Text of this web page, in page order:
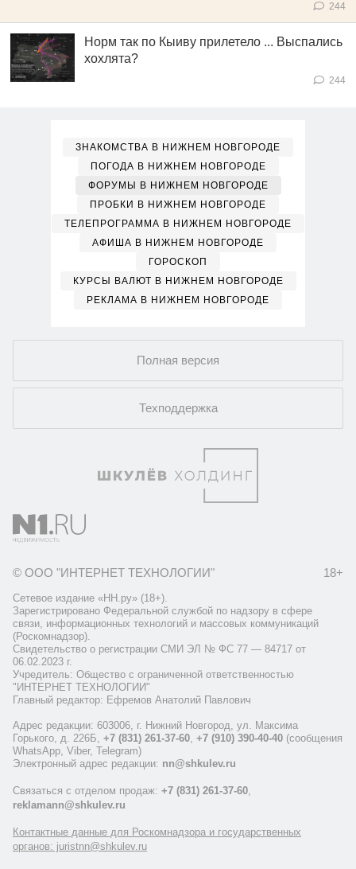
244
Норм так по Кыиву прилетело ... Выспались
хохлята?
244
ЗНАКОМСТВА В НИЖНЕМ НОВГОРОДЕ
ПОГОДА В НИЖНЕМ НОВГОРОДЕ
ФОРУМЫ В НИЖНЕМ НОВГОРОДЕ
ПРОБКИ В НИЖНЕМ НОВГОРОДЕ
ТЕЛЕПРОГРАММА В НИЖНЕМ НОВГОРОДЕ
АФИША В НИЖНЕМ НОВГОРОДЕ
ГОРОСКОП
КУРСЫ ВАЛЮТ В НИЖНЕМ НОВГОРОДЕ
РЕКЛАМА В НИЖНЕМ НОВГОРОДЕ
Полная версия
Техподдержка
© ООО "ИНТЕРНЕТ ТЕХНОЛОГИИ" 18+
Сетевое издание «НН.ру» (18+).
Зарегистрировано Федеральной службой по надзору в сфере
связи, информационных технологий и массовых коммуникаций
(Роскомнадзор).
Свидетельство о регистрации СМИ ЭЛ № ФС 77 — 84717 от
06.02.2023 г.
Учредитель: Общество с ограниченной ответственностью
"ИНТЕРНЕТ ТЕХНОЛОГИИ"
Главный редактор: Ефремов Анатолий Павлович
Адрес редакции: 603006, г. Нижний Новгород, ул. Максима
Горького, д. 226Б, +7 (831) 261-37-60, +7 (910) 390-40-40 (сообщения
WhatsApp, Viber, Telegram)
Электронный адрес редакции: nn@shkulev.ru
Связаться с отделом продаж: +7 (831) 261-37-60,
reklamann@shkulev.ru
Контактные данные для Роскомнадзора и государственных
органов: juristnn@shkulev.ru